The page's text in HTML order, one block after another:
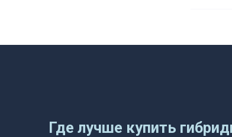
Где лучше купить